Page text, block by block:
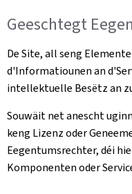
Geeschtegt
De Site, all seng
d'Informatiounen an
intellektuelle Besëtz an
Souwäit net anescht
keng Lizenz oder
Eegentumsrechter, déi
Komponenten oder